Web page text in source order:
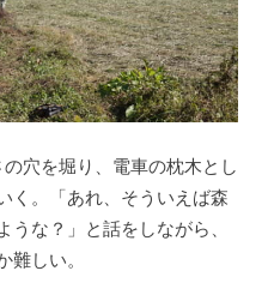
穴を堀り、電車の枕木とし
く。「あれ、そういえば森
な？」と話をしながら、
しい。